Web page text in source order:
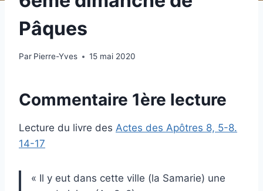
Pâques
Par Pierre-Yves 15 mai 2020
Commentaire 1ère lecture
Lecture du livre des Actes des Apôtres 8, 5-8.
14-17
« Il y eut dans cette ville (la Samarie) une